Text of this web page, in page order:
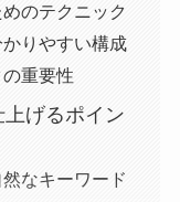
のテクニック
りやすい構成
重要性
げるポイン
なキーワード